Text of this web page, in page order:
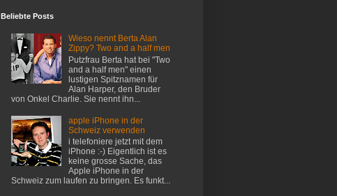
Beliebte Posts
Wieso nennt Berta Alan
Zippy? Two and a half men
Putzfrau Berta hat bei "Two
and a half men" einen
lustigen Spitznamen für
Alan Harper, den Bruder
von Onkel Charlie. Sie nennt ihn...
apple iPhone in der
Schweiz verwenden
i telefoniere jetzt mit dem
iPhone :-) Eigentlich ist es
keine grosse Sache, das
Apple iPhone in der
Schweiz zum laufen zu bringen. Es funkt...